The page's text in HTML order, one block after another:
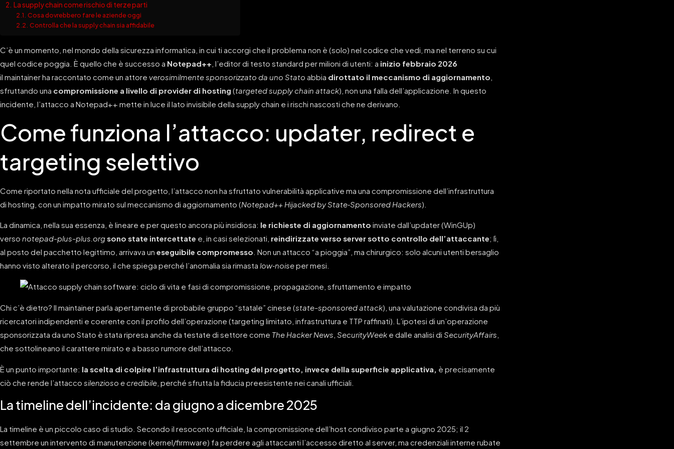
La supply chain come rischio di terze parti
Cosa dovrebbero fare le aziende oggi
Controlla che la supply chain sia affidabile
C’è un momento, nel mondo della sicurezza informatica, in cui ti accorgi che il problema non è (solo) nel codice che vedi, ma nel terreno su cui
quel codice poggia. È quello che è successo a Notepad++ , l’editor di testo standard per milioni di utenti: a inizio febbraio 2026
il maintainer ha raccontato come un attore verosimilmente sponsorizzato da uno Stato abbia dirottato il meccanismo di aggiornamento
sfruttando una compromissione a livello di provider di hosting (targeted supply chain attack), non una falla dell’applicazione. In questo
incidente, l’attacco a Notepad++ mette in luce il lato invisibile della supply chain e i rischi nascosti che ne derivano.
Come funziona l’attacco: updater, redirect e
targeting selettivo
Come riportato nella nota ufficiale del progetto, l’attacco non ha sfruttato vulnerabilità applicative ma una compromissione dell’infrastruttura
di hosting, con un impatto mirato sul meccanismo di aggiornamento (Notepad++ Hijacked by State‑Sponsored Hackers).
La dinamica, nella sua essenza, è lineare e per questo ancora più insidiosa: le richieste di aggiornamento inviate dall’updater (WinGUp)
verso notepad-plus-plus.orgsono state intercettate e, in casi selezionati, reindirizzate verso server sotto controllo dell’attaccante; lì,
al posto del pacchetto legittimo, arrivava un eseguibile compromesso . Non un attacco “a pioggia”, ma chirurgico: solo alcuni utenti bersaglio
hanno visto alterato il percorso, il che spiega perché l’anomalia sia rimasta low‑noiseper mesi.
Chi c’è dietro? Il maintainer parla apertamente di probabile gruppo “statale” cinese (state-sponsored attack), una valutazione condivisa da più
ricercatori indipendenti e coerente con il profilo dell’operazione (targeting limitato, infrastruttura e TTP raffinati). L’ipotesi di un’operazione
sponsorizzata da uno Stato è stata ripresa anche da testate di settore come The Hacker News SecurityWeek e dalle analisi di SecurityAffairs
che sottolineano il carattere mirato e a basso rumore dell’attacco.
È un punto importante: la scelta di colpire l’infrastruttura di hosting del progetto, invece della superficie applicativa, è precisamente
ciò che rende l’attacco silenzioso e credibile , perché sfrutta la fiducia preesistente nei canali ufficiali.
La timeline dell’incidente: da giugno a dicembre 2025
La timeline è un piccolo caso di studio. Secondo il resoconto ufficiale, la compromissione dell’host condiviso parte a giugno 2025; il 2
settembre un intervento di manutenzione (kernel/firmware) fa perdere agli attaccanti l’accesso diretto al server, ma credenziali interne rubate